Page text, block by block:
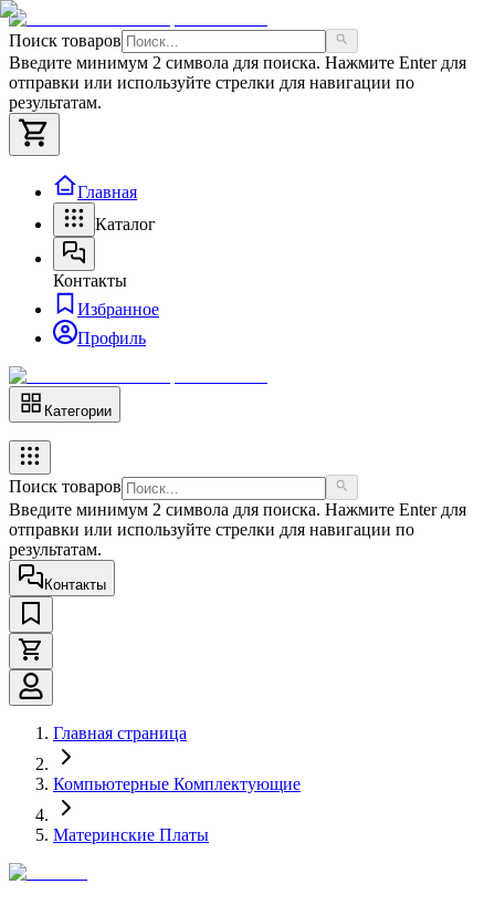
Поиск товаров
Введите минимум 2 символа для поиска. Нажмите Enter для
отправки или используйте стрелки для навигации по
результатам.
Главная
Каталог
Контакты
Избранное
Профиль
Категории
Поиск товаров
Введите минимум 2 символа для поиска. Нажмите Enter для
отправки или используйте стрелки для навигации по
результатам.
Контакты
Главная страница
Компьютерные Комплектующие
Материнские Платы